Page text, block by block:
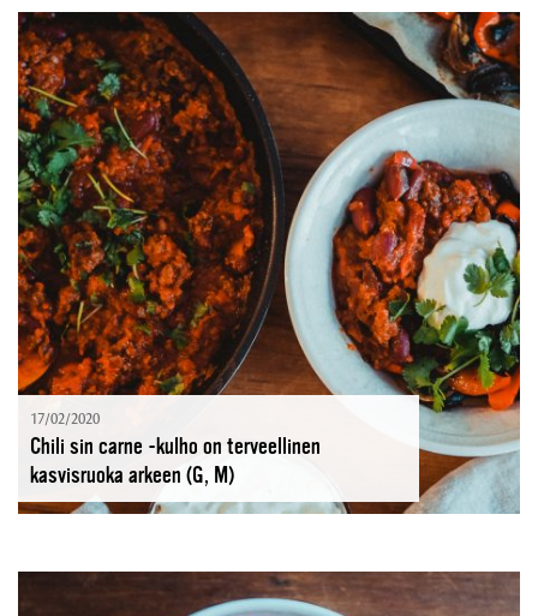
17/02/2020
Chili sin carne -kulho on terveellinen
kasvisruoka arkeen (G, M)